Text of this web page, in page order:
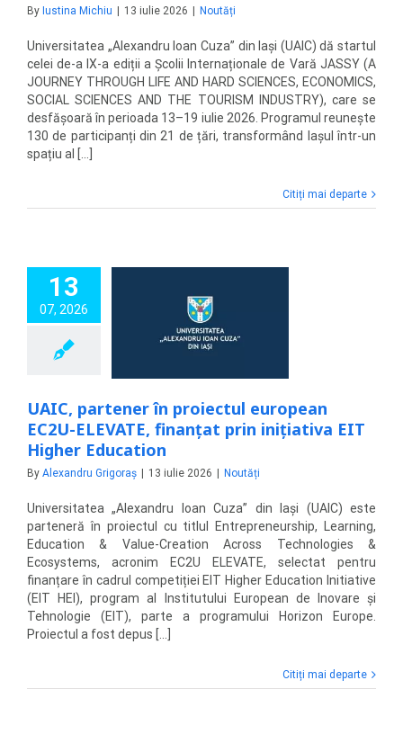
By Iustina Michiu 13 iulie 2026 Noutăți
Universitatea „Alexandru Ioan Cuza” din Iași (UAIC) dă startul
celei de-a IX-a ediții a Școlii Internaționale de Vară JASSY (A
JOURNEY THROUGH LIFE AND HARD SCIENCES, ECONOMICS,
SOCIAL SCIENCES AND THE TOURISM INDUSTRY), care se
desfășoară în perioada 13–19 iulie 2026. Programul reunește
130 de participanți din 21 de țări, transformând Iașul într-un
spațiu al [...]
Citiți mai departe
13
07, 2026
partener în
EC2U-
EIT Higher
UAIC, partener în proiectul european
EC2U-ELEVATE, finanțat prin inițiativa EIT
Higher Education
By Alexandru Grigoraș 13 iulie 2026 Noutăți
Universitatea „Alexandru Ioan Cuza” din Iași (UAIC) este
parteneră în proiectul cu titlul Entrepreneurship, Learning,
Education & Value-Creation Across Technologies &
Ecosystems, acronim EC2U ELEVATE, selectat pentru
finanțare în cadrul competiției EIT Higher Education Initiative
(EIT HEI), program al Institutului European de Inovare și
Tehnologie (EIT), parte a programului Horizon Europe.
Proiectul a fost depus [...]
Citiți mai departe